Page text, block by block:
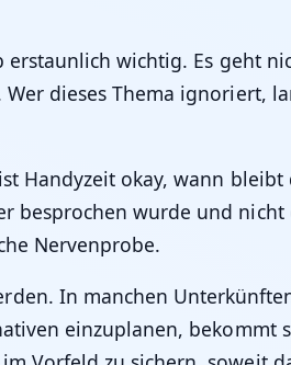
wichtig. Es geht
dieses Thema ignoriert,
Handyzeit okay, wann
besprochen wurde und
Nervenprobe.
In manchen
einzuplanen, bekommt